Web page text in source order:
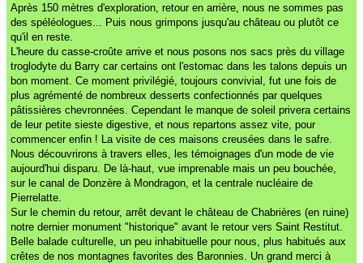
Après 150 mètres d'exploration, retour en arrière, nous ne sommes pas
des spéléologues... Puis nous grimpons jusqu'au château ou plutôt ce
qu'il en reste.
L'heure du casse-croûte arrive et nous posons nos sacs près du village
troglodyte du Barry car certains ont l'estomac dans les talons depuis un
bon moment. Ce moment privilégié, toujours convivial, fut une fois de
plus agrémenté de nombreux desserts confectionnés par quelques
pâtissières chevronnées. Cependant le manque de soleil privera certains
de leur petite sieste digestive, et nous repartons assez vite, pour
commencer enfin ! La visite de ces maisons creusées dans le safre.
Nous découvrirons à travers elles, les témoignages d'un mode de vie
aujourd'hui disparu. De là-haut, vue imprenable mais un peu bouchée,
sur le canal de Donzère à Mondragon, et la centrale nucléaire de
Pierrelatte.
Sur le chemin du retour, arrêt devant le château de Chabrières (en ruine)
notre dernier monument "historique" avant le retour vers Saint Restitut.
Belle balade culturelle, un peu inhabituelle pour nous, plus habitués aux
crêtes de nos montagnes favorites des Baronnies. Un grand merci à